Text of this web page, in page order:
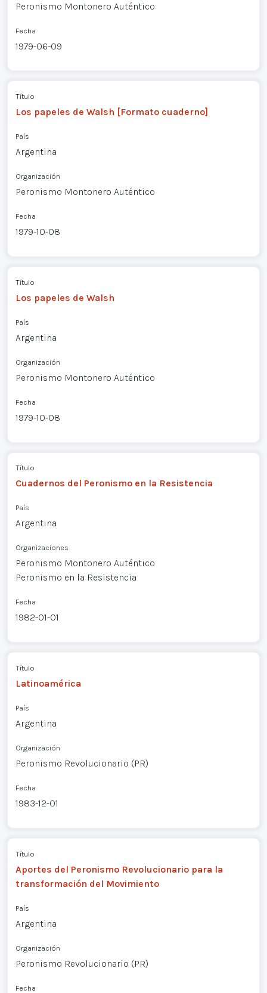
Peronismo Montonero Auténtico
Fecha
1979-06-09
Título
Los papeles de Walsh [Formato cuaderno]
País
Argentina
Organización
Peronismo Montonero Auténtico
Fecha
1979-10-08
Título
Los papeles de Walsh
País
Argentina
Organización
Peronismo Montonero Auténtico
Fecha
1979-10-08
Título
Cuadernos del Peronismo en la Resistencia
País
Argentina
Organizaciones
Peronismo Montonero Auténtico
Peronismo en la Resistencia
Fecha
1982-01-01
Título
Latinoamérica
País
Argentina
Organización
Peronismo Revolucionario (PR)
Fecha
1983-12-01
Título
Aportes del Peronismo Revolucionario para la
transformación del Movimiento
País
Argentina
Organización
Peronismo Revolucionario (PR)
Fecha